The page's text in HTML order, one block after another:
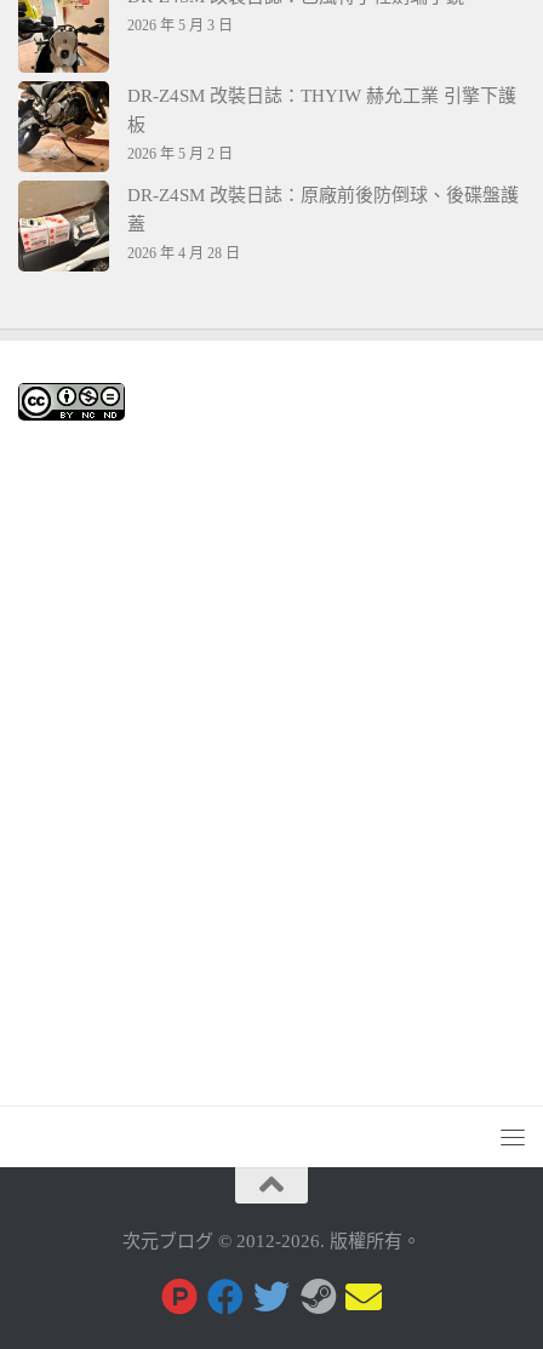
2026 年 5 月 3 日
DR-Z4SM 改裝日誌：THYIW 赫允工業 引擎下護
板
2026 年 5 月 2 日
DR-Z4SM 改裝日誌：原廠前後防倒球、後碟盤護
蓋
2026 年 4 月 28 日
次元ブログ © 2012-2026. 版權所有。